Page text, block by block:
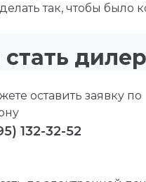
так, чтобы было
оставить заявку по
132-32-52